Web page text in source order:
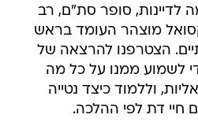
לדיינות, סופר סת"ם, רב
מוצהר העומד בראש
הצטרפנו להרצאה של
לשמוע ממנו על כל מה
וללמוד כיצד נטייה
חיי דת לפי ההלכה.